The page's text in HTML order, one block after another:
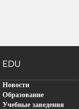
EDU
Новости
Образование
Учебные заведения